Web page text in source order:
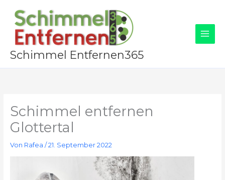
Inhalt
springen
Schimmel Entfernen365
Schimmel entfernen
Glottertal
Von Rafea /21. September 2022